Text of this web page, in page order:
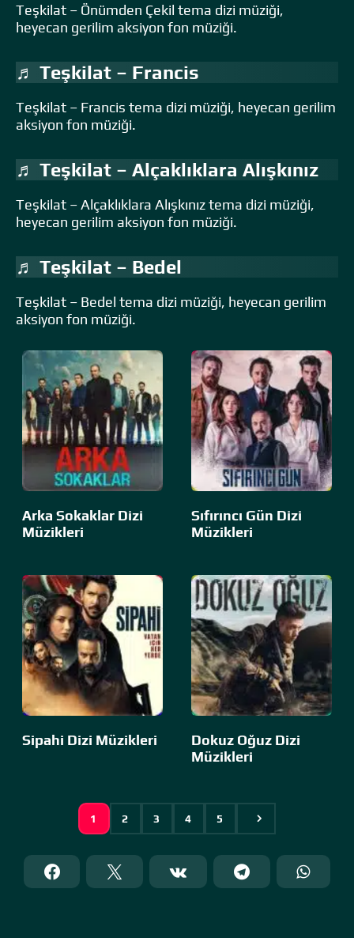
Teşkilat – Önümden Çekil tema dizi müziği,
heyecan gerilim aksiyon fon müziği.
♬ Teşkilat – Francis
Teşkilat – Francis tema dizi müziği, heyecan gerilim
aksiyon fon müziği.
♬ Teşkilat – Alçaklıklara Alışkınız
Teşkilat – Alçaklıklara Alışkınız tema dizi müziği,
heyecan gerilim aksiyon fon müziği.
♬ Teşkilat – Bedel
Teşkilat – Bedel tema dizi müziği, heyecan gerilim
aksiyon fon müziği.
Arka Sokaklar Dizi
Müzikleri
Sıfırıncı Gün Dizi
Müzikleri
Sipahi Dizi Müzikleri
Dokuz Oğuz Dizi
Müzikleri
1 2 3 4 5